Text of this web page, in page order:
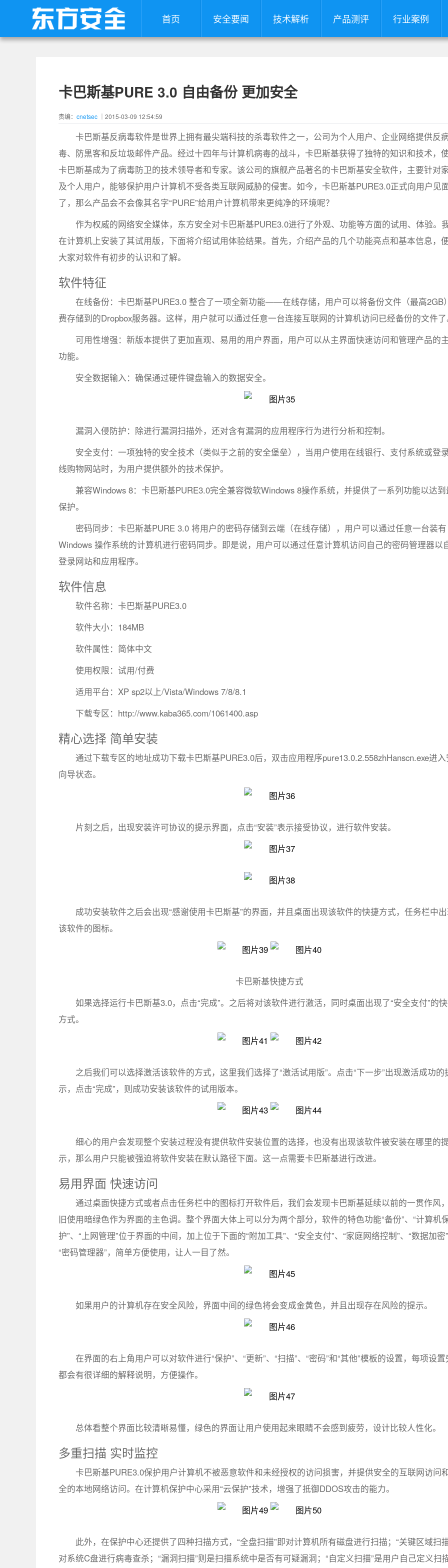
首页 安全要闻 技术解析 产品测评 行业案例
卡巴斯基PURE 3.0 自由备份 更加安全
责编： cnetsec ｜2015-03-09 12:54:59
卡巴斯基反病毒软件是世界上拥有最尖端科技的杀毒软件之一，公司为个人用户、企业网络提供反
毒、防黒客和反垃圾邮件产品。经过十四年与计算机病毒的战斗，卡巴斯基获得了独特的知识和技术，
卡巴斯基成为了病毒防卫的技术领导者和专家。该公司的旗舰产品著名的卡巴斯基安全软件，主要针对
及个人用户，能够保护用户计算机不受各类互联网威胁的侵害。如今，卡巴斯基PURE3.0正式向用户见
了，那么产品会不会像其名字“PURE”给用户计算机带来更纯净的环境呢？
作为权威的网络安全媒体，东方安全对卡巴斯基PURE3.0进行了外观、功能等方面的试用、体验。
在计算机上安装了其试用版，下面将介绍试用体验结果。首先，介绍产品的几个功能亮点和基本信息，
大家对软件有初步的认识和了解。
软件特征
在线备份：卡巴斯基PURE3.0 整合了一项全新功能——在线存储，用户可以将备份文件（最高2GB
费存储到的Dropbox服务器。这样，用户就可以通过任意一台连接互联网的计算机访问已经备份的文件了
可用性增强：新版本提供了更加直观、易用的用户界面，用户可以从主界面快速访问和管理产品的
功能。
安全数据输入：确保通过硬件键盘输入的数据安全。
漏洞入侵防护：除进行漏洞扫描外，还对含有漏洞的应用程序行为进行分析和控制。
安全支付：一项独特的安全技术（类似于之前的安全堡垒），当用户使用在线银行、支付系统或登
线购物网站时，为用户提供额外的技术保护。
兼容Windows 8：卡巴斯基PURE3.0完全兼容微软Windows 8操作系统，并提供了一系列功能以达到
保护。
密码同步：卡巴斯基PURE 3.0 将用户的密码存储到云端（在线存储），用户可以通过任意一台装有
Windows 操作系统的计算机进行密码同步。即是说，用户可以通过任意计算机访问自己的密码管理器以
登录网站和应用程序。
软件信息
软件名称：卡巴斯基PURE3.0
软件大小：184MB
软件属性：简体中文
使用权限：试用/付费
适用平台：XP sp2以上/Vista/Windows 7/8/8.1
下载专区：http://www.kaba365.com/1061400.asp
精心选择 简单安装
通过下载专区的地址成功下载卡巴斯基PURE3.0后，双击应用程序pure13.0.2.558zhHanscn.exe进
向导状态。
片刻之后，出现安装许可协议的提示界面，点击“安装”表示接受协议，进行软件安装。
成功安装软件之后会出现“感谢使用卡巴斯基”的界面，并且桌面出现该软件的快捷方式，任务栏中
该软件的图标。
卡巴斯基快捷方式
如果选择运行卡巴斯基3.0，点击“完成”。之后将对该软件进行激活，同时桌面出现了“安全支付”的
方式。
之后我们可以选择激活该软件的方式，这里我们选择了“激活试用版”。点击“下一步”出现激活成功的
示，点击“完成”，则成功安装该软件的试用版本。
细心的用户会发现整个安装过程没有提供软件安装位置的选择，也没有出现该软件被安装在哪里的
示，那么用户只能被强迫将软件安装在默认路径下面。这一点需要卡巴斯基进行改进。
易用界面 快速访问
通过桌面快捷方式或者点击任务栏中的图标打开软件后，我们会发现卡巴斯基延续以前的一贯作风
旧使用暗绿色作为界面的主色调。整个界面大体上可以分为两个部分，软件的特色功能“备份”、“计算机
护”、“上网管理”位于界面的中间，加上位于下面的“附加工具”、“安全支付”、“家庭网络控制”、“数据加密
“密码管理器”，简单方便使用，让人一目了然。
如果用户的计算机存在安全风险，界面中间的绿色将会变成金黄色，并且出现存在风险的提示。
在界面的右上角用户可以对软件进行“保护”、“更新”、“扫描”、“密码”和“其他”模板的设置，每项设
都会有很详细的解释说明，方便操作。
总体看整个界面比较清晰易懂，绿色的界面让用户使用起来眼睛不会感到疲劳，设计比较人性化。
多重扫描 实时监控
卡巴斯基PURE3.0保护用户计算机不被恶意软件和未经授权的访问损害，并提供安全的互联网访问
全的本地网络访问。在计算机保护中心采用“云保护”技术，增强了抵御DDOS攻击的能力。
此外，在保护中心还提供了四种扫描方式，“全盘扫描”即对计算机所有磁盘进行扫描；“关键区域扫
对系统C盘进行病毒查杀；“漏洞扫描”则是扫描系统中是否有可疑漏洞；“自定义扫描”是用户自己定义扫